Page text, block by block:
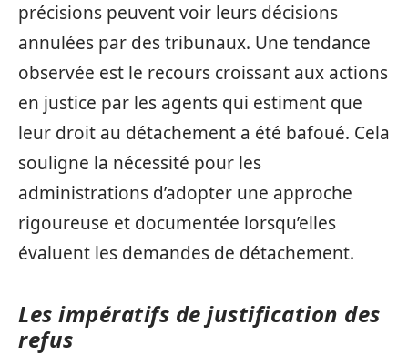
précisions peuvent voir leurs décisions
annulées par des tribunaux. Une tendance
observée est le recours croissant aux actions
en justice par les agents qui estiment que
leur droit au détachement a été bafoué. Cela
souligne la nécessité pour les
administrations d’adopter une approche
rigoureuse et documentée lorsqu’elles
évaluent les demandes de détachement.
Les impératifs de justification des
refus